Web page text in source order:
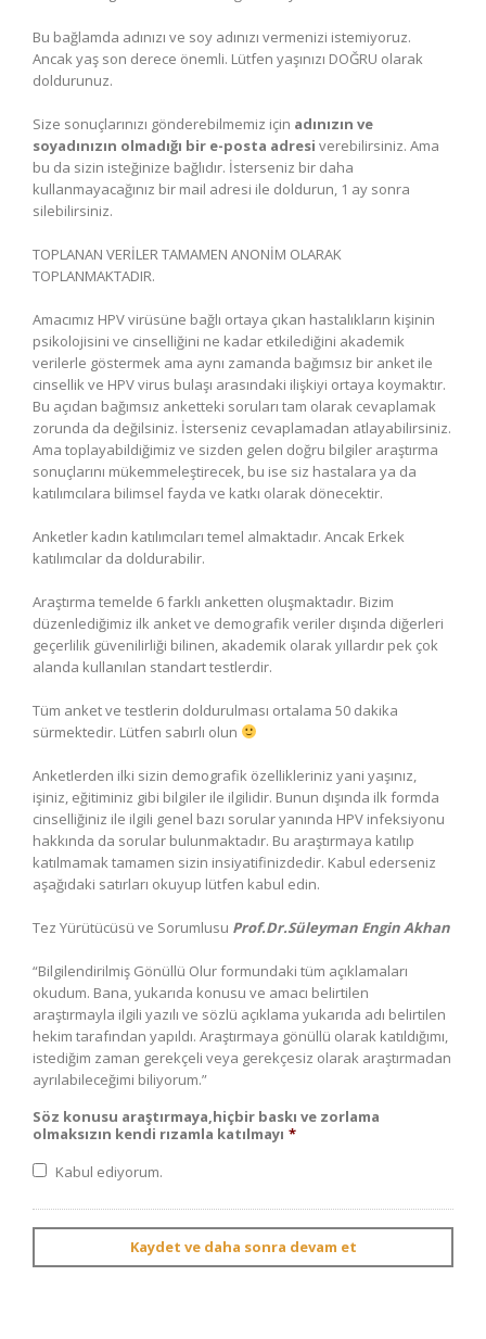
Bu bağlamda adınızı ve soy adınızı vermenizi istemiyoruz.
Ancak yaş son derece önemli. Lütfen yaşınızı DOĞRU olarak
doldurunuz.
Size sonuçlarınızı gönderebilmemiz için adınızın ve
soyadınızın olmadığı bir e-posta adresi verebilirsiniz. Ama
bu da sizin isteğinize bağlıdır. İsterseniz bir daha
kullanmayacağınız bir mail adresi ile doldurun, 1 ay sonra
silebilirsiniz.
TOPLANAN VERİLER TAMAMEN ANONİM OLARAK
TOPLANMAKTADIR.
Amacımız HPV virüsüne bağlı ortaya çıkan hastalıkların kişinin
psikolojisini ve cinselliğini ne kadar etkilediğini akademik
verilerle göstermek ama aynı zamanda bağımsız bir anket ile
cinsellik ve HPV virus bulaşı arasındaki ilişkiyi ortaya koymaktır.
Bu açıdan bağımsız anketteki soruları tam olarak cevaplamak
zorunda da değilsiniz. İsterseniz cevaplamadan atlayabilirsiniz.
Ama toplayabildiğimiz ve sizden gelen doğru bilgiler araştırma
sonuçlarını mükemmeleştirecek, bu ise siz hastalara ya da
katılımcılara bilimsel fayda ve katkı olarak dönecektir.
Anketler kadın katılımcıları temel almaktadır. Ancak Erkek
katılımcılar da doldurabilir.
Araştırma temelde 6 farklı anketten oluşmaktadır. Bizim
düzenlediğimiz ilk anket ve demografik veriler dışında diğerleri
geçerlilik güvenilirliği bilinen, akademik olarak yıllardır pek çok
alanda kullanılan standart testlerdir.
Tüm anket ve testlerin doldurulması ortalama 50 dakika
sürmektedir. Lütfen sabırlı olun
Anketlerden ilki sizin demografik özellikleriniz yani yaşınız,
işiniz, eğitiminiz gibi bilgiler ile ilgilidir. Bunun dışında ilk formda
cinselliğiniz ile ilgili genel bazı sorular yanında HPV infeksiyonu
hakkında da sorular bulunmaktadır. Bu araştırmaya katılıp
katılmamak tamamen sizin insiyatifinizdedir. Kabul ederseniz
aşağıdaki satırları okuyup lütfen kabul edin.
Tez Yürütücüsü ve Sorumlusu Prof.Dr.Süleyman Engin Akhan
“Bilgilendirilmiş Gönüllü Olur formundaki tüm açıklamaları
okudum. Bana, yukarıda konusu ve amacı belirtilen
araştırmayla ilgili yazılı ve sözlü açıklama yukarıda adı belirtilen
hekim tarafından yapıldı. Araştırmaya gönüllü olarak katıldığımı,
istediğim zaman gerekçeli veya gerekçesiz olarak araştırmadan
ayrılabileceğimi biliyorum.”
Söz konusu araştırmaya,hiçbir baskı ve zorlama
olmaksızın kendi rızamla katılmayı *
Kabul ediyorum.
Kaydet ve daha sonra devam et